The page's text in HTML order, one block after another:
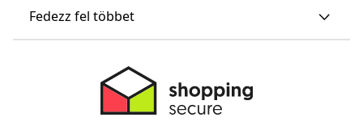
Fedezz fel többet